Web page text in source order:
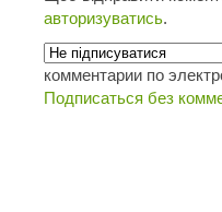
авторизуватись.
комментарии по
Подписаться без